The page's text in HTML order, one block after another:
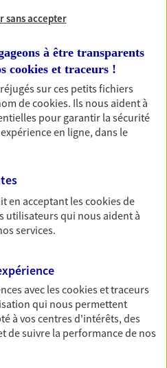
de la Vie
pâtissier en herbe
n'est à l'abri d'un
Ma Protection
de la Vie
TARIF EN LIGNE
en sérénité avec votre
Un contrat
locaux, matériels pro,
sans oublier votre
sans accepter
à être transparents
cookies et traceurs !
sur ces petits fichiers
decookies. Ils nous aident à
pour garantir la sécurité
en ligne, dans le
en acceptant lescookiesde
utilisateurs qui nous aident à
services.
avec lescookies et traceurs
qui nous permettent
à vos centres d'intérêts, des
de suivre la performance de nos